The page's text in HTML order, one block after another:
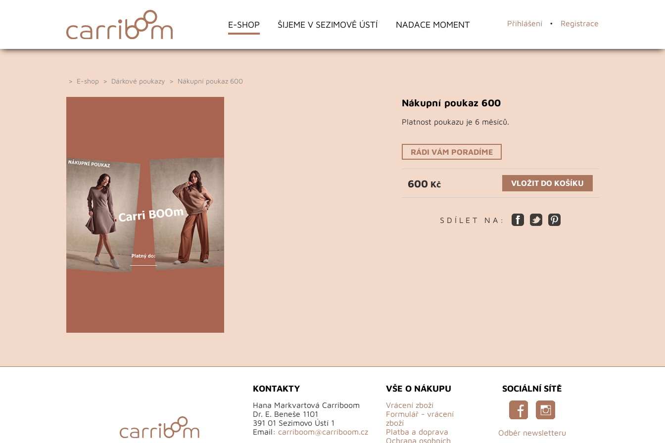
E-SHOP ŠIJEME V SEZIMOVĚ ÚSTÍ NADACE MOMENT Přihlášení• Registrace
> E-shop > Dárkové poukazy > Nákupní poukaz 600
Nákupní poukaz 600
Platnost poukazu je 6 měsíců.
RÁDI VÁM PORADÍME
600 Kč VLOŽIT DO KOŠÍKU
S D Í L E T N A :
KONTAKTY
Hana Markvartová Carriboom
Dr. E. Beneše 1101
391 01 Sezimovo Ústí 1
Email: carriboom@carriboom.cz
VŠE O NÁKUPU
Vrácení zboží
Formulář - vrácení
zboží
Platba a doprava
Ochrana osobních
SOCIÁLNÍ SÍTĚ
Odběr newsletteru